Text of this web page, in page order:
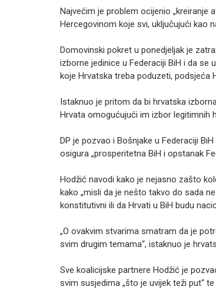
Najvećim je problem ocijenio
Hercegovinom koje svi, uključujući kao
Domovinski pokret u ponedjeljak je
izborne jedinice u Federaciji BiH i da
koje Hrvatska treba poduzeti, podsjeća
Istaknuo je pritom da bi hrvatska
Hrvata omogućujući im izbor legitimnih
DP je pozvao i Bošnjake u Federaciji
osigura „prosperitetna BiH i opstanak
Hodžić navodi kako je nejasno zašto
kako „misli da je nešto takvo do sada
konstitutivni ili da Hrvati u BiH budu
„O ovakvim stvarima smatram da je
svim drugim temama“, istaknuo je
Sve koalicijske partnere Hodžić je
svim susjedima „što je uvijek teži put“